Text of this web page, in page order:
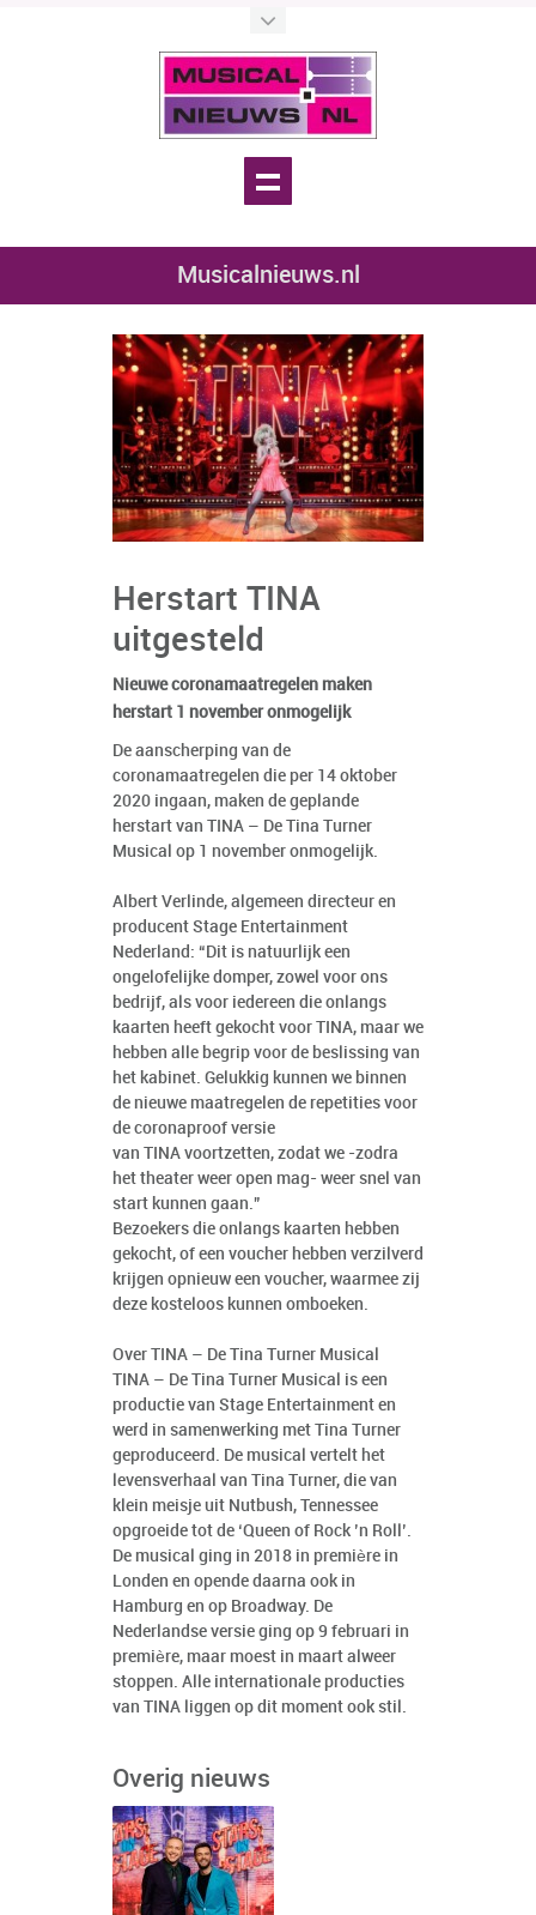
Musicalnieuws.nl
Herstart TINA
uitgesteld
Nieuwe coronamaatregelen maken
herstart 1 november onmogelijk
De aanscherping van de
coronamaatregelen die per 14 oktober
2020 ingaan, maken de geplande
herstart van TINA – De Tina Turner
Musical op 1 november onmogelijk.
Albert Verlinde, algemeen directeur en
producent Stage Entertainment
Nederland: “Dit is natuurlijk een
ongelofelijke domper, zowel voor ons
bedrijf, als voor iedereen die onlangs
kaarten heeft gekocht voor TINA, maar we
hebben alle begrip voor de beslissing van
het kabinet. Gelukkig kunnen we binnen
de nieuwe maatregelen de repetities voor
de coronaproof versie
van TINA voortzetten, zodat we -zodra
het theater weer open mag- weer snel van
start kunnen gaan.”
Bezoekers die onlangs kaarten hebben
gekocht, of een voucher hebben verzilverd
krijgen opnieuw een voucher, waarmee zij
deze kosteloos kunnen omboeken.
Over TINA – De Tina Turner Musical
TINA – De Tina Turner Musical is een
productie van Stage Entertainment en
werd in samenwerking met Tina Turner
geproduceerd. De musical vertelt het
levensverhaal van Tina Turner, die van
klein meisje uit Nutbush, Tennessee
opgroeide tot de ‘Queen of Rock ’n Roll’.
De musical ging in 2018 in première in
Londen en opende daarna ook in
Hamburg en op Broadway. De
Nederlandse versie ging op 9 februari in
première, maar moest in maart alweer
stoppen. Alle internationale producties
van TINA liggen op dit moment ook stil.
Overig nieuws